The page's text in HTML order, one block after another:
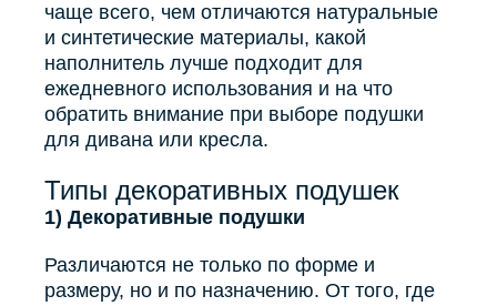
чаще всего, чем отличаются натуральные
и синтетические материалы, какой
наполнитель лучше подходит для
ежедневного использования и на что
обратить внимание при выборе подушки
для дивана или кресла.
Типы декоративных подушек
1) Декоративные подушки
Различаются не только по форме и
размеру, но и по назначению. От того, где